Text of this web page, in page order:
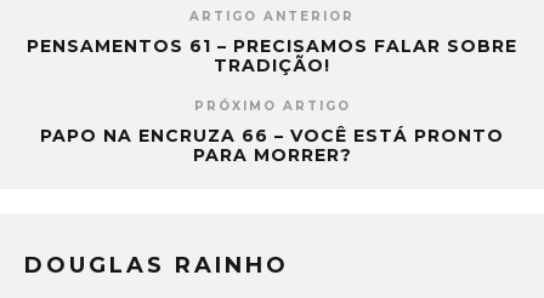
ARTIGO ANTERIOR
PENSAMENTOS 61 – PRECISAMOS FALAR SOBRE
TRADIÇÃO!
PRÓXIMO ARTIGO
PAPO NA ENCRUZA 66 – VOCÊ ESTÁ PRONTO
PARA MORRER?
DOUGLAS RAINHO